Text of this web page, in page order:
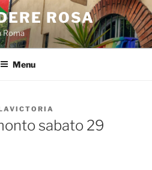
ROSA
Roma
Menu
sabato 29